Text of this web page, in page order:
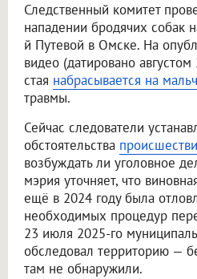
Следственный комитет
нападении бродячих собак
й Путевой в Омске. На
видео (датировано
стая набрасывается на
травмы.
Сейчас следователи
обстоятельства
возбуждать ли уголовное
мэрия уточняет, что
ещё в 2024 году была
необходимых процедур
23 июля 2025-го
обследовал территорию —
там не обнаружили.